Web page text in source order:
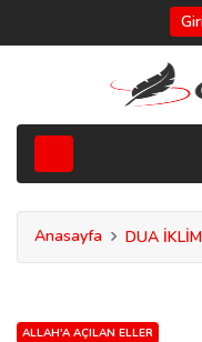
Anasayfa DUA
ALLAH'A AÇILAN ELLER